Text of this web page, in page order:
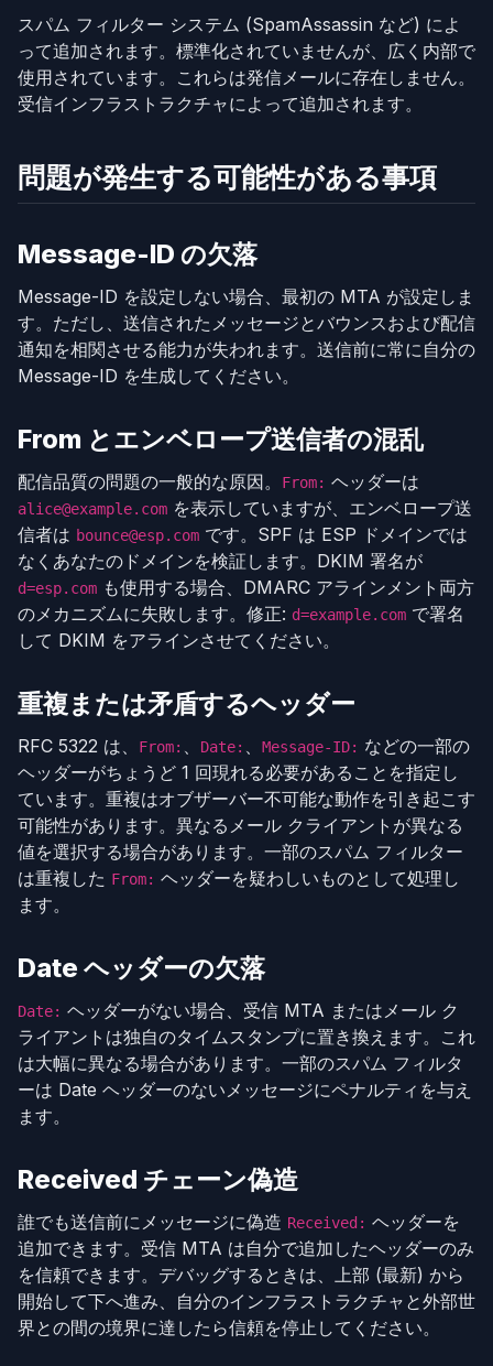
スパム フィルター システム (SpamAssassin など) によ
って追加されます。標準化されていませんが、広く内部で
使用されています。これらは発信メールに存在しません。
受信インフラストラクチャによって追加されます。
問題が発生する可能性がある事項
Message-ID の欠落
Message-ID を設定しない場合、最初の MTA が設定しま
す。ただし、送信されたメッセージとバウンスおよび配信
通知を相関させる能力が失われます。送信前に常に自分の
Message-ID を生成してください。
From とエンベロープ送信者の混乱
配信品質の問題の一般的な原因。 From: ヘッダーは
alice@example.com を表示していますが、エンベロープ送
信者は bounce@esp.com です。SPF は ESP ドメインでは
なくあなたのドメインを検証します。DKIM 署名が
d=esp.com も使用する場合、DMARC アラインメント両方
のメカニズムに失敗します。修正: d=example.com で署名
して DKIM をアラインさせてください。
重複または矛盾するヘッダー
RFC 5322 は、 From: 、 Date: 、 Message-ID: などの一部の
ヘッダーがちょうど 1 回現れる必要があることを指定し
ています。重複はオブザーバー不可能な動作を引き起こす
可能性があります。異なるメール クライアントが異なる
値を選択する場合があります。一部のスパム フィルター
は重複した From: ヘッダーを疑わしいものとして処理し
ます。
Date ヘッダーの欠落
Date: ヘッダーがない場合、受信 MTA またはメール ク
ライアントは独自のタイムスタンプに置き換えます。これ
は大幅に異なる場合があります。一部のスパム フィルタ
ーは Date ヘッダーのないメッセージにペナルティを与え
ます。
Received チェーン偽造
誰でも送信前にメッセージに偽造 Received: ヘッダーを
追加できます。受信 MTA は自分で追加したヘッダーのみ
を信頼できます。デバッグするときは、上部 (最新) から
開始して下へ進み、自分のインフラストラクチャと外部世
界との間の境界に達したら信頼を停止してください。